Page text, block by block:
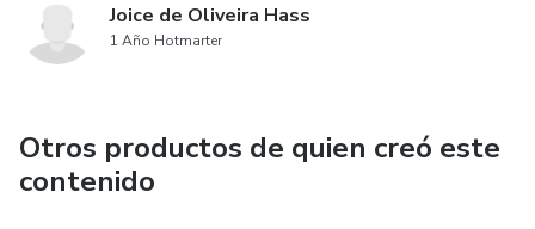
Joice de Oliveira Hass
1 Año Hotmarter
Otros productos de quien creó este
contenido